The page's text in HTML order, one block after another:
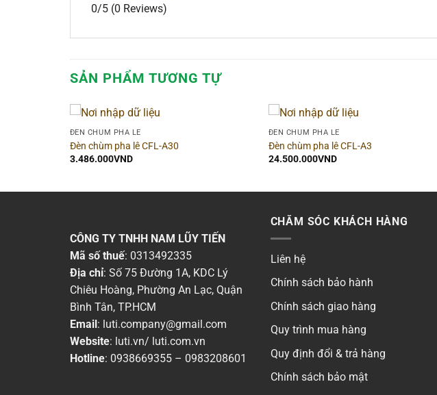
0/5 (0 Reviews)
SẢN PHẨM TƯƠNG TỰ
ĐÈN CHÙM PHA LÊ
Đèn chùm pha lê CFL-A30
3.486.000VND
ĐÈN CHÙM PHA LÊ
Đèn chùm pha lê CFL-A3
24.500.000VND
CÔNG TY TNHH NAM LŨY TIẾN
Mã số thuế: 0313492335
Địa chỉ: Số 75 Đường 1A, KDC Lý
Chiêu Hoàng, Phường An Lạc, Quận
Bình Tân, TP.HCM
Email: luti.company@gmail.com
Website: luti.vn/ luti.com.vn
Hotline: 0938669355 – 0983208601
CHĂM SÓC KHÁCH HÀNG
Liên hệ
Chính sách bảo hành
Chính sách giao hàng
Quy trình mua hàng
Quy định đổi & trả hàng
Chính sách bảo mật